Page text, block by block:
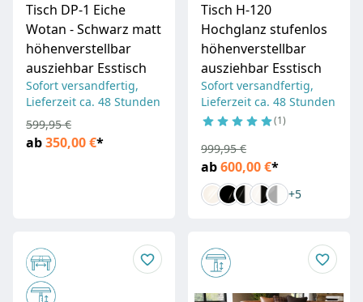
Tisch DP-1 Eiche
Wotan - Schwarz matt
höhenverstellbar
ausziehbar Esstisch
Sofort versandfertig,
Lieferzeit ca. 48 Stunden
ab350,00 €*
599,95 €
Tisch H-120
Hochglanz stufenlos
höhenverstellbar
ausziehbar Esstisch
Sofort versandfertig,
Lieferzeit ca. 48 Stunden
1
ab600,00 €*
999,95 €
+5